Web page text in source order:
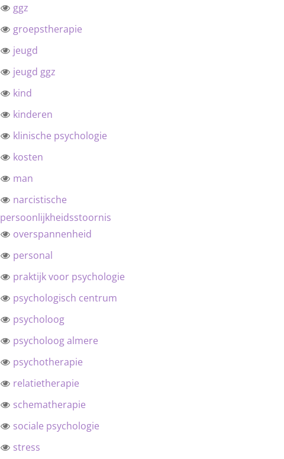
ggz
groepstherapie
jeugd
jeugd ggz
kind
kinderen
klinische psychologie
kosten
man
narcistische
persoonlijkheidsstoornis
overspannenheid
personal
praktijk voor psychologie
psychologisch centrum
psycholoog
psycholoog almere
psychotherapie
relatietherapie
schematherapie
sociale psychologie
stress